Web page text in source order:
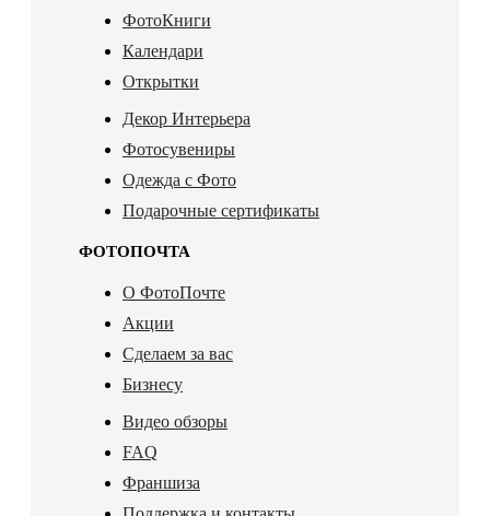
ФотоКниги
Календари
Открытки
Декор Интерьера
Фотосувениры
Одежда с Фото
Подарочные сертификаты
ФОТОПОЧТА
О ФотоПочте
Акции
Сделаем за вас
Бизнесу
Видео обзоры
FAQ
Франшиза